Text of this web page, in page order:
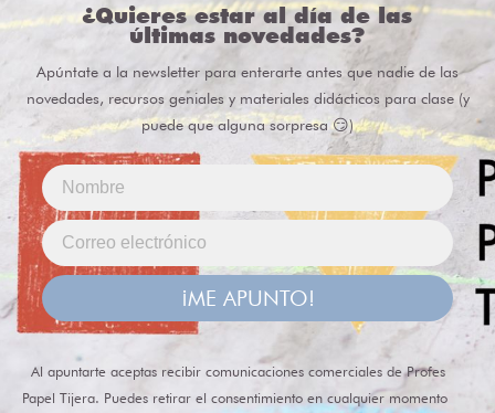
¿Quieres estar al día de las
últimas novedades?
Apúntate a la newsletter para enterarte antes que nadie de las
novedades, recursos geniales y materiales didácticos para clase (y
puede que alguna sorpresa 😏)
¡ME APUNTO!
Al apuntarte aceptas recibir comunicaciones comerciales de Profes
Papel Tijera. Puedes retirar el consentimiento en cualquier momento